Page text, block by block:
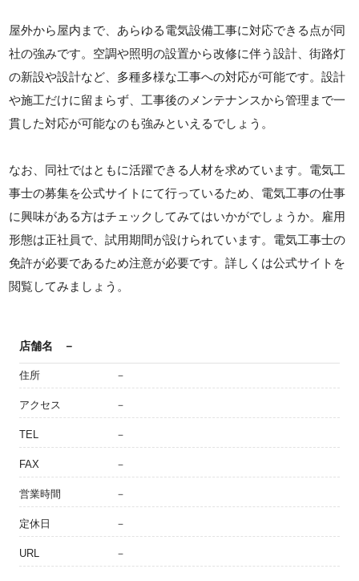
屋外から屋内まで、あらゆる電気設備工事に対応できる点が同
社の強みです。空調や照明の設置から改修に伴う設計、街路灯
の新設や設計など、多種多様な工事への対応が可能です。設計
や施工だけに留まらず、工事後のメンテナンスから管理まで一
貫した対応が可能なのも強みといえるでしょう。
なお、同社ではともに活躍できる人材を求めています。電気工
事士の募集を公式サイトにて行っているため、電気工事の仕事
に興味がある方はチェックしてみてはいかがでしょうか。雇用
形態は正社員で、試用期間が設けられています。電気工事士の
免許が必要であるため注意が必要です。詳しくは公式サイトを
閲覧してみましょう。
店舗名 －
住所 －
アクセス －
TEL －
FAX －
営業時間 －
定休日 －
URL －